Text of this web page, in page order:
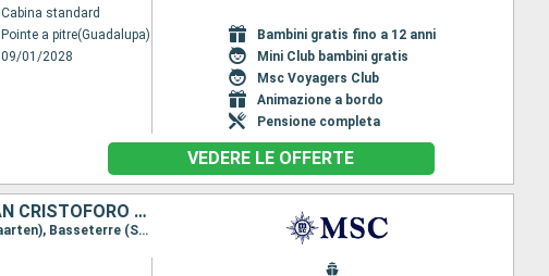
Cabina standard
Pointe a pitre(Guadalupa)
09/01/2028
Bambini gratis fino a 12 anni
Mini Club bambini gratis
Msc Voyagers Club
Animazione a bordo
Pensione completa
VEDERE LE OFFERTE
MARTINICA, GUADALUPA, ANTIGUA E BARBUDA, SAINT MARTIN, SAN CRISTOFORO E NEVIS, DOMINICA
Itinerario : Fort de France, Pointe a pitre(Guadalupa), Saint Johns, Philipsburg (Saint Maarten), Basseterre (St Kitts), Roseau, Fort de France